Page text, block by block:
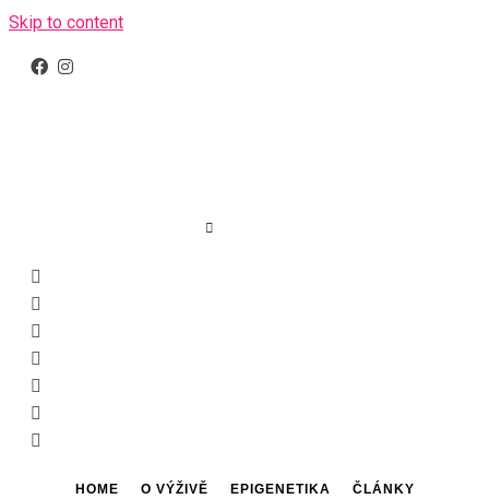
Skip to content
HOME O VÝŽIVĚ EPIGENETIKA ČLÁNKY